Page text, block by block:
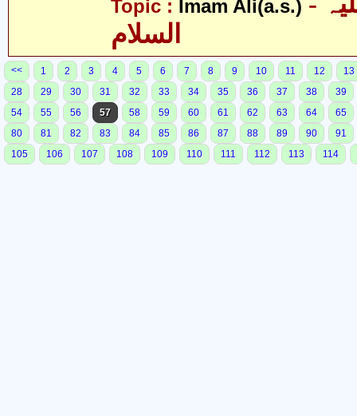
Topic : Imam Ali(a.s.)
<< 1 2 3 4 5 6 7 8 9 10 11 12
13
28
29 30 31 32 33 34 35 36 37 38
39
54
55 56 57 58 59 60 61 62 63 64
65
80
81 82 83 84 85 86 87 88 89 90
91
105
106 107 108 109 110 111 112 113 114